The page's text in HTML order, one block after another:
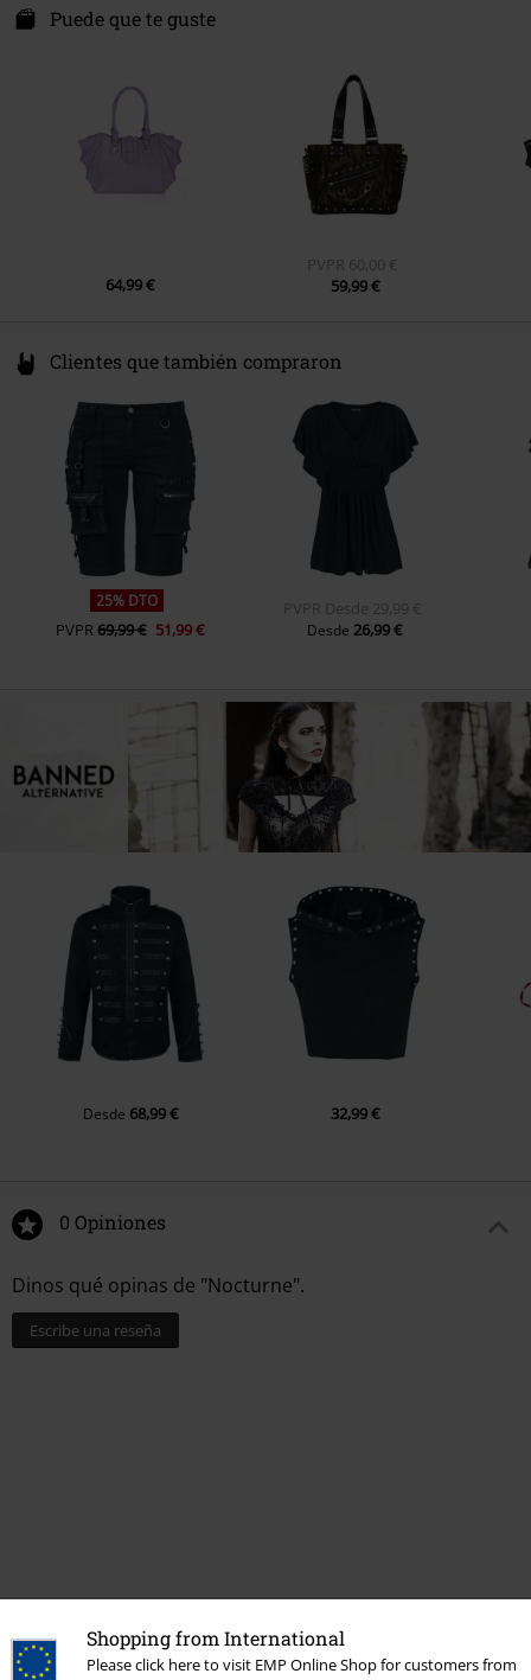
Shopping from International
Please click here to visit EMP Online Shop for customers from
Sexo
ul. Wroclawska 31
info@bannedapparel.eu
Puede que te guste
64,99 €
PVPR 60,00 €
59,99 €
Clientes que también compraron
25% DTO
PVPR69,99 € 51,99 €
PVPR Desde 29,99 €
Desde 26,99 €
Desde 68,99 € 32,99 €
0 Opiniones
Dinos qué opinas de "Nocturne".
Escribe una reseña
Más categorías. Más opciones